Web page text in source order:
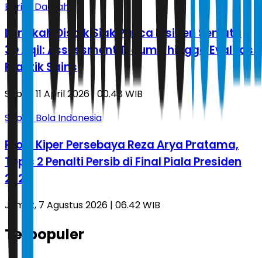
Berita Daerah
Langkah Disdik Siak Pasca Insiden Senjata
3D Aqil: Assessment Trauma hingga Evaluasi
Praktik Sains
Sabtu, 11 April 2026 | 00.48 WIB
Sepak Bola Indonesia
Profil Kiper Persebaya Reza Arya Pratama,
Tepis 2 Penalti Persib di Final Piala Presiden
2026
Jumat, 7 Agustus 2026 | 06.42 WIB
Terpopuler